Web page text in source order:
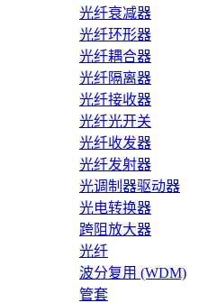
光纤衰减器
光纤环形器
光纤耦合器
光纤隔离器
光纤接收器
光纤光开关
光纤收发器
光纤发射器
光调制器驱动器
光电转换器
跨阻放大器
光纤
波分复用 (WDM)
管套